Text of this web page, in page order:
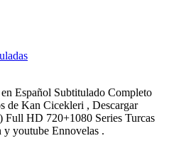
Español Subtitulado Completo
de Kan Cicekleri , Descargar
Full HD 720+1080 Series Turcas
youtube Ennovelas .